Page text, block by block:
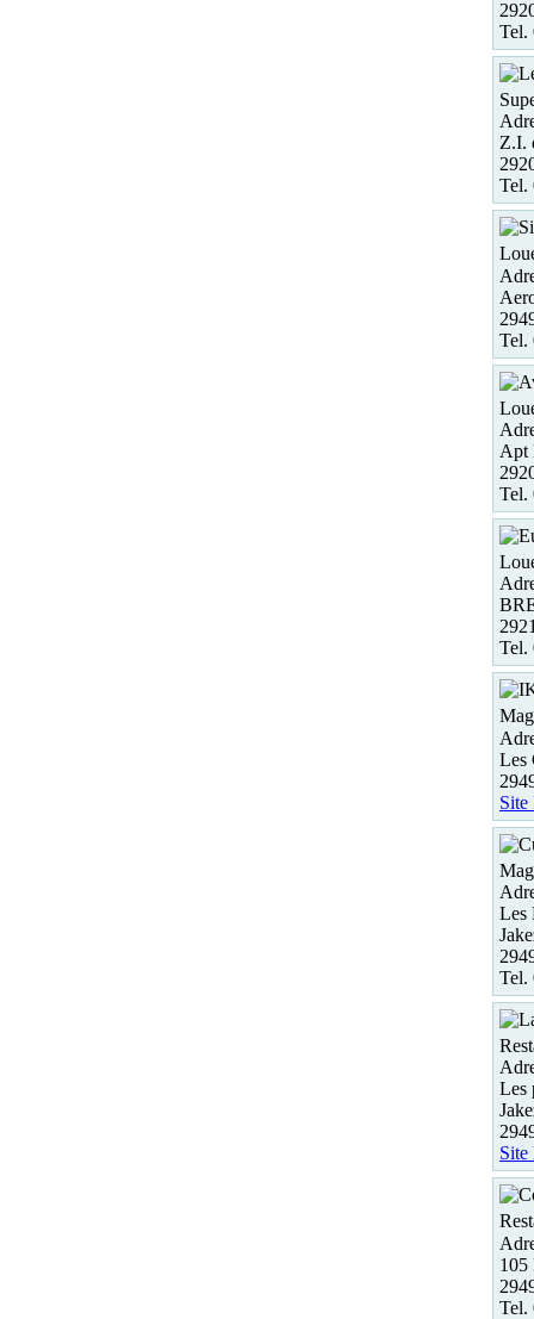
Tel.
Z.I.
Tel.
Tel.
Apt
Tel.
Tel.
Les
Site
Les
Tel.
Les
Site
105
Tel.